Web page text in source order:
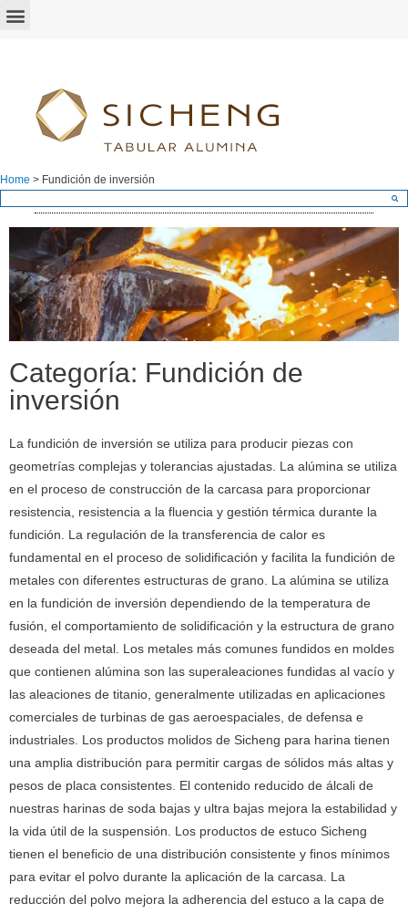
Home > Fundición de inversión
Categoría: Fundición de
inversión
La fundición de inversión se utiliza para producir piezas con
geometrías complejas y tolerancias ajustadas. La alúmina se utiliza
en el proceso de construcción de la carcasa para proporcionar
resistencia, resistencia a la fluencia y gestión térmica durante la
fundición. La regulación de la transferencia de calor es
fundamental en el proceso de solidificación y facilita la fundición de
metales con diferentes estructuras de grano. La alúmina se utiliza
en la fundición de inversión dependiendo de la temperatura de
fusión, el comportamiento de solidificación y la estructura de grano
deseada del metal. Los metales más comunes fundidos en moldes
que contienen alúmina son las superaleaciones fundidas al vacío y
las aleaciones de titanio, generalmente utilizadas en aplicaciones
comerciales de turbinas de gas aeroespaciales, de defensa e
industriales. Los productos molidos de Sicheng para harina tienen
una amplia distribución para permitir cargas de sólidos más altas y
pesos de placa consistentes. El contenido reducido de álcali de
nuestras harinas de soda bajas y ultra bajas mejora la estabilidad y
la vida útil de la suspensión. Los productos de estuco Sicheng
tienen el beneficio de una distribución consistente y finos mínimos
para evitar el polvo durante la aplicación de la carcasa. La
reducción del polvo mejora la adherencia del estuco a la capa de